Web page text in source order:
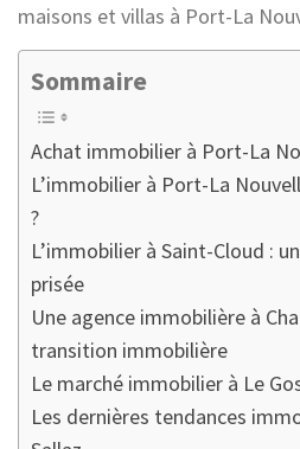
maisons et villas à Port-La
Sommaire
Achat immobilier à Port-La
L’immobilier à Port-La
?
L’immobilier à Saint-Cloud :
prisée
Une agence immobilière à
transition immobilière
Le marché immobilier à Le
Les dernières tendances